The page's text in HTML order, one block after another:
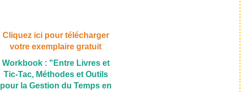
Cliquez ici pour télécharger
votre exemplaire gratuit
Workbook : "Entre Livres et
Tic-Tac, Méthodes et Outils
pour la Gestion du Temps en